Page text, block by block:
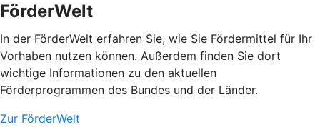
FörderWelt
In der FörderWelt erfahren Sie, wie Sie Fördermittel für Ihr
Vorhaben nutzen können. Außerdem finden Sie dort
wichtige Informationen zu den aktuellen
Förderprogrammen des Bundes und der Länder.
Zur FörderWelt